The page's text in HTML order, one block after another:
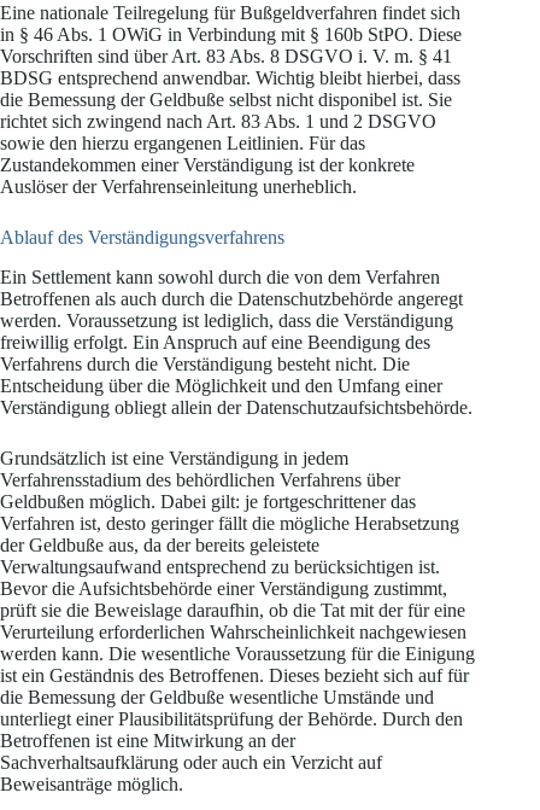
Eine nationale Teilregelung für Bußgeldverfahren findet sich
in § 46 Abs. 1 OWiG in Verbindung mit § 160b StPO. Diese
Vorschriften sind über Art. 83 Abs. 8 DSGVO i. V. m. § 41
BDSG entsprechend anwendbar. Wichtig bleibt hierbei, dass
die Bemessung der Geldbuße selbst nicht disponibel ist. Sie
richtet sich zwingend nach Art. 83 Abs. 1 und 2 DSGVO
sowie den hierzu ergangenen Leitlinien. Für das
Zustandekommen einer Verständigung ist der konkrete
Auslöser der Verfahrenseinleitung unerheblich.
Ablauf des Verständigungsverfahrens
Ein Settlement kann sowohl durch die von dem Verfahren
Betroffenen als auch durch die Datenschutzbehörde angeregt
werden. Voraussetzung ist lediglich, dass die Verständigung
freiwillig erfolgt. Ein Anspruch auf eine Beendigung des
Verfahrens durch die Verständigung besteht nicht. Die
Entscheidung über die Möglichkeit und den Umfang einer
Verständigung obliegt allein der Datenschutzaufsichtsbehörde.
Grundsätzlich ist eine Verständigung in jedem
Verfahrensstadium des behördlichen Verfahrens über
Geldbußen möglich. Dabei gilt: je fortgeschrittener das
Verfahren ist, desto geringer fällt die mögliche Herabsetzung
der Geldbuße aus, da der bereits geleistete
Verwaltungsaufwand entsprechend zu berücksichtigen ist.
Bevor die Aufsichtsbehörde einer Verständigung zustimmt,
prüft sie die Beweislage daraufhin, ob die Tat mit der für eine
Verurteilung erforderlichen Wahrscheinlichkeit nachgewiesen
werden kann. Die wesentliche Voraussetzung für die Einigung
ist ein Geständnis des Betroffenen. Dieses bezieht sich auf für
die Bemessung der Geldbuße wesentliche Umstände und
unterliegt einer Plausibilitätsprüfung der Behörde. Durch den
Betroffenen ist eine Mitwirkung an der
Sachverhaltsaufklärung oder auch ein Verzicht auf
Beweisanträge möglich.